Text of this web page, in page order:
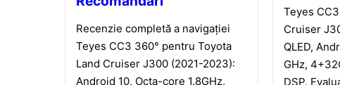
Recenzie completă a navigației
Teyes CC3 360° pentru Toyota
Land Cruiser J300 (2021-2023):
Android 10, Octa-core 1.8GHz,
Teyes
Cruiser
QLED,
GHz,
DSP.